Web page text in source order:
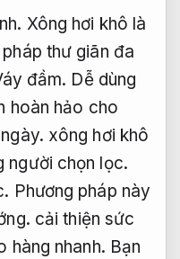
Xông hơi khô là
thư giãn đa
đầm. Dễ dùng
hoàn hảo cho
xông hơi khô
người chọn lọc.
Phương pháp này
cải thiện sức
hàng nhanh. Bạn